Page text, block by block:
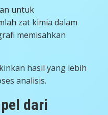
untuk
zat kimia dalam
memisahkan
hasil yang lebih
analisis.
dari